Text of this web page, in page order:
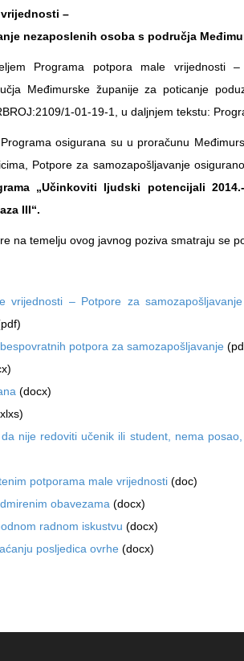
–
nezaposlenih osoba s područja
Programa potpora male vrijednosti –
Međimurske županije za poticanje
1-01-19-1, u daljnjem tekstu:
osigurana su u proračunu
Potpore za samozapošljavanje osigurano
„Učinkoviti ljudski potencijali
III“.
na temelju ovog javnog poziva smatraju se
vrijednosti – Potpore za
potpora za samozapošljavanje
(docx)
nije redoviti učenik ili student, nema
potporama male vrijednosti (doc)
obavezama (docx)
radnom iskustvu (docx)
posljedica ovrhe (docx)